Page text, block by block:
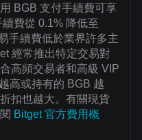
BGB 支付手續費可享
費從 0.1% 降低至
手續費低於業界許多主
經常推出特定交易對
高頻交易者和高級 VIP
高或持有的 BGB 越
扣也越大。有關現貨
Bitget 官方費用概